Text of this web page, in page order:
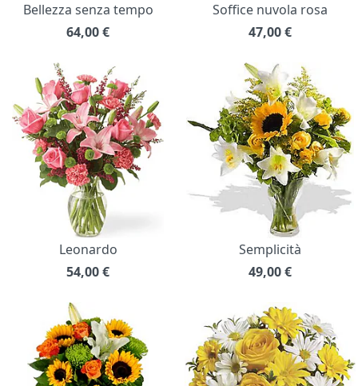
Bellezza senza tempo
64,00€
Soffice nuvola rosa
47,00€
Leonardo
54,00€
Semplicità
49,00€